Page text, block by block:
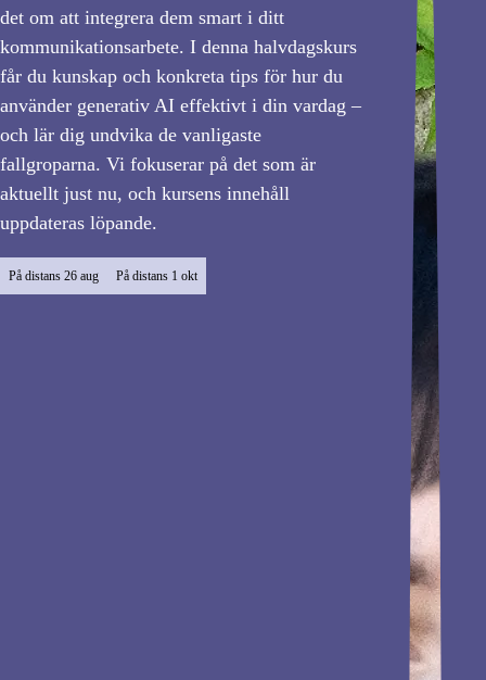
det om att integrera dem smart i ditt
kommunikationsarbete. I denna halvdagskurs
får du kunskap och konkreta tips för hur du
använder generativ AI effektivt i din vardag –
och lär dig undvika de vanligaste
fallgroparna. Vi fokuserar på det som är
aktuellt just nu, och kursens innehåll
uppdateras löpande.
På distans 26 aug På distans 1 okt